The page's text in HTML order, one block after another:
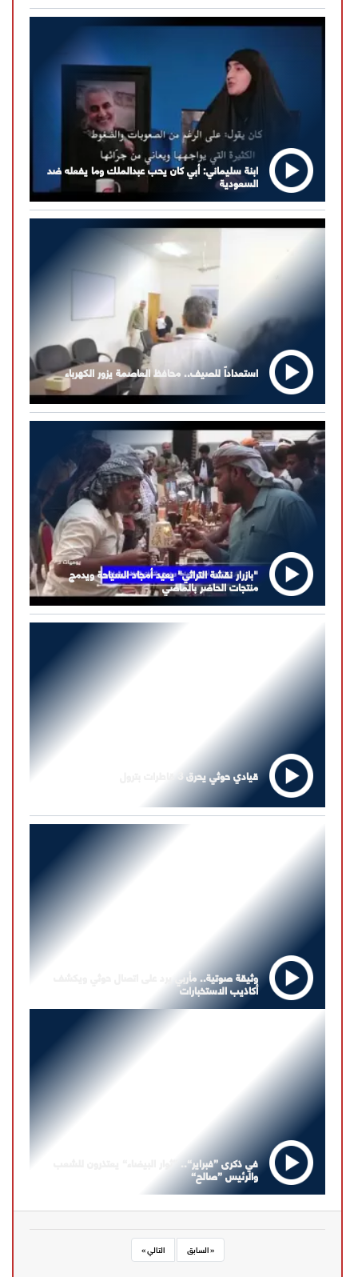
ابنة سليماني: أبي كان يحب عبدالملك وما يفعله ضد
السعودية
استعداداً للصيف.. محافظ العاصمة يزور الكهرباء
"بازرار نقشة التراثي" يعيد أمجاد السياحة ويدمج
منتجات الحاضر بالماضي
قيادي حوثي يحرق 3 قاطرات بترول
وثيقة صوتية.. مأربي يرد على اتصال حوثي ويكشف
أكاذيب الاستخبارات
في ذكرى ”فبراير“.. ”ثوار البيضاء“ يعتذرون للشعب
والرئيس ”صالح“
« السابق التالي »